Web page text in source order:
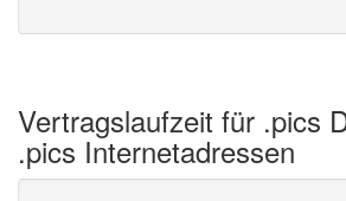
Vertragslaufzeit für .pics
.pics Internetadressen